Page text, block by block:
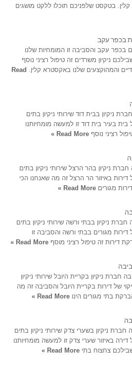
קלין. בטקסט שלפניכם תוכלו ללקט מושגים
בכפר עקב
בכפר עקב והסביבה זו המומחיות שלנו
ניקיון משרדים זה טיפול רציני נוסף
והמהוקצעים שלנו באקסטרא קלין. Read
ניקיון בבית דוד שירותי ניקיון בתים
בית בעיר בית דוד זו למעשה מומחיותנו
Read More »
ניקיון בהר הרצל שירותי ניקיון בתים
דירות באיזור הר הרצל זה מה שאנחנו הכי
Read More »
ניקיון בבתי ורשה שירותי ניקיון בתים
דירות מגורים בבתי ורשה והסביבה זו
Read More »
חברת ניקיון בקריית היובל שירותי ניקיון
של דירות בקריית היובל והסביבה זה מה
Read More »
ניקיון בשערי צדק שירותי ניקיון בתים
דירה באיזור שערי צדק זו למעשה מומחיותנו
צחצוח בתי Read More »